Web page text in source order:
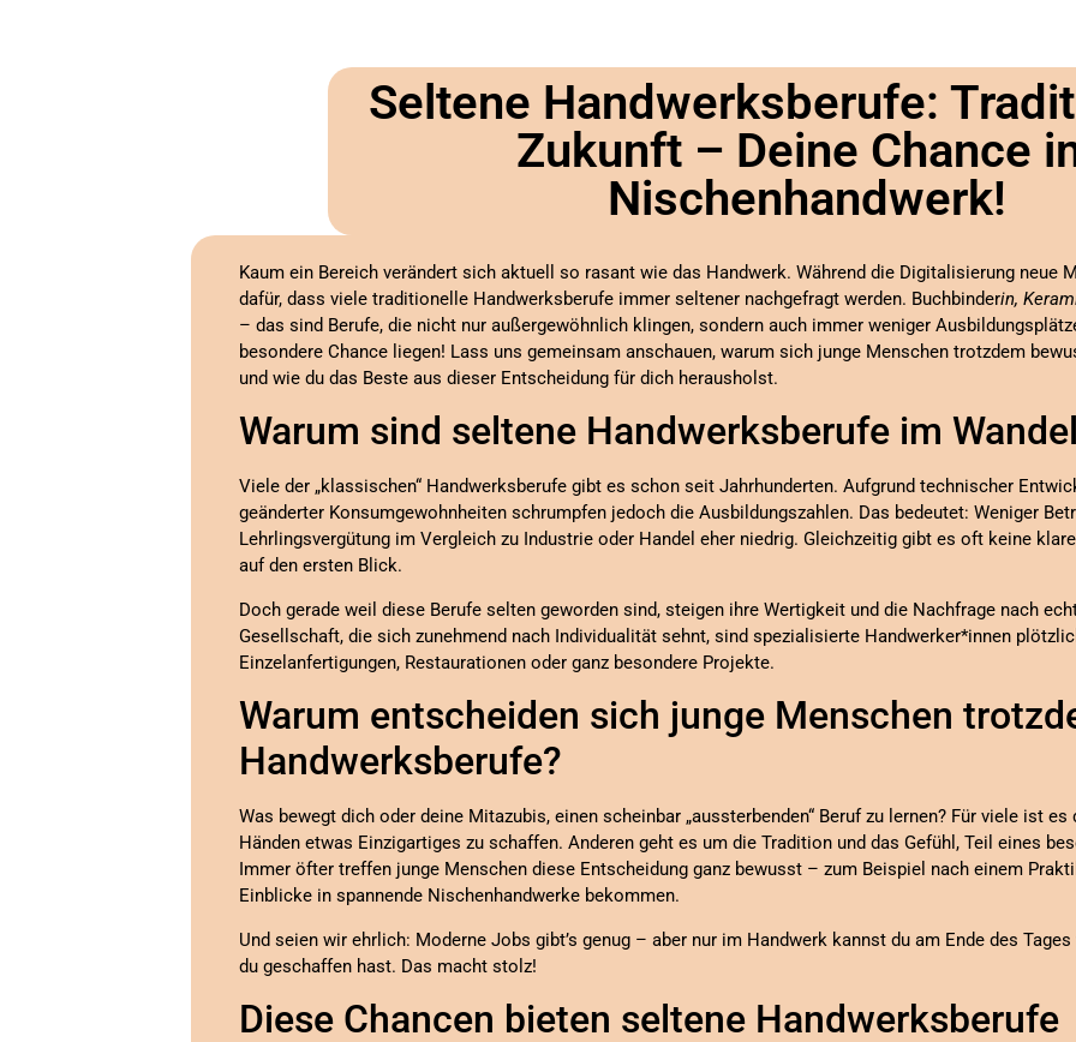
Seltene Handwerksberufe:
Zukunft – Deine Chance
Nischenhandwerk!
Kaum ein Bereich verändert sich aktuell so rasant wie das Handwerk. Während die Digitalisierung neue
dafür, dass viele traditionelle Handwerksberufe immer seltener nachgefragt werden. Buchbinderin,
– das sind Berufe, die nicht nur außergewöhnlich klingen, sondern auch immer weniger
besondere Chance liegen! Lass uns gemeinsam anschauen, warum sich junge Menschen trotzdem
und wie du das Beste aus dieser Entscheidung für dich herausholst.
Warum sind seltene Handwerksberufe im
Viele der „klassischen“ Handwerksberufe gibt es schon seit Jahrhunderten. Aufgrund technischer
geänderter Konsumgewohnheiten schrumpfen jedoch die Ausbildungszahlen. Das bedeutet: Weniger
Lehrlingsvergütung im Vergleich zu Industrie oder Handel eher niedrig. Gleichzeitig gibt es oft keine
auf den ersten Blick.
Doch gerade weil diese Berufe selten geworden sind, steigen ihre Wertigkeit und die Nachfrage nach
Gesellschaft, die sich zunehmend nach Individualität sehnt, sind spezialisierte Handwerker*innen
Einzelanfertigungen, Restaurationen oder ganz besondere Projekte.
Warum entscheiden sich junge Menschen
Handwerksberufe?
Was bewegt dich oder deine Mitazubis, einen scheinbar „aussterbenden“ Beruf zu lernen? Für viele ist
Händen etwas Einzigartiges zu schaffen. Anderen geht es um die Tradition und das Gefühl, Teil eines
Immer öfter treffen junge Menschen diese Entscheidung ganz bewusst – zum Beispiel nach einem
Einblicke in spannende Nischenhandwerke bekommen.
Und seien wir ehrlich: Moderne Jobs gibt’s genug – aber nur im Handwerk kannst du am Ende des
du geschaffen hast. Das macht stolz!
Diese Chancen bieten seltene Handwerksberufe